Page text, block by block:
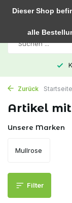
Zurück Startseite
Artikel
Unsere Marken
Mullrose
Filter
Dieser Shop
alle